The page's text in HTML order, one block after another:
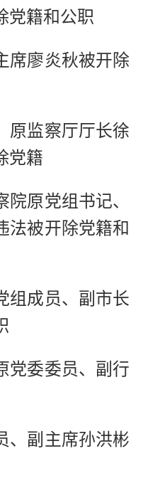
党籍和公职
席廖炎秋被开除
原监察厅厅长徐
党籍
原党组书记、
法被开除党籍和
组成员、副市长
党委委员、副行
、副主席孙洪彬